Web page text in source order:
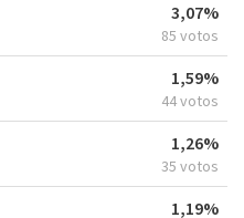
3,07%
85 votos
1,59%
44 votos
1,26%
35 votos
1,19%